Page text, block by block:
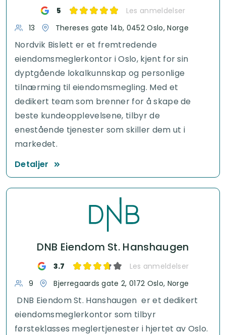
5 Les anmeldelser
Nordvik Bislett er et fremtredende
eiendomsmeglerkontor i Oslo, kjent for sin
dyptgående lokalkunnskap og personlige
tilnærming til eiendomsmegling. Med et
dedikert team som brenner for å skape de
beste kundeopplevelsene, tilbyr de
enestående tjenester som skiller dem ut i
markedet.
13 Thereses gate 14b, 0452 Oslo, Norge
Detaljer
DNB Eiendom St. Hanshaugen
3.7 Les anmeldelser
DNB Eiendom St. Hanshaugen er et dedikert
eiendomsmeglerkontor som tilbyr
førsteklasses meglertjenester i hjertet av Oslo.
9 Bjerregaards gate 2, 0172 Oslo, Norge